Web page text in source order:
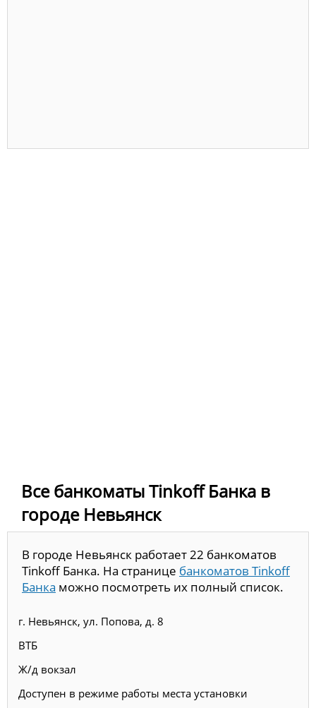
Все банкоматы Tinkoff Банка в
городе Невьянск
В городе Невьянск работает 22 банкоматов
Tinkoff Банка. На странице банкоматов Tinkoff
Банка можно посмотреть их полный список.
г. Невьянск, ул. Попова, д. 8
ВТБ
Ж/д вокзал
Доступен в режиме работы места установки